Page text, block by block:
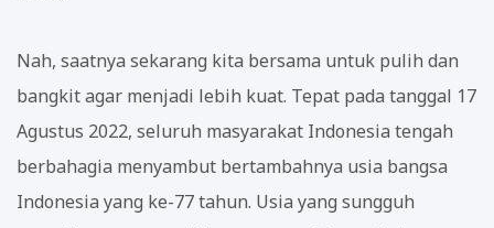
Nah, saatnya sekarang kita bersama untuk pulih dan
bangkit agar menjadi lebih kuat. Tepat pada tanggal 17
Agustus 2022, seluruh masyarakat Indonesia tengah
berbahagia menyambut bertambahnya usia bangsa
Indonesia yang ke-77 tahun. Usia yang sungguh